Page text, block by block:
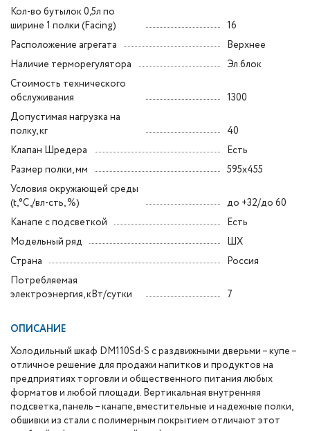
Кол-во бутылок 0,5л по
ширине 1 полки (Facing)
16
Расположение агрегата
Верхнее
Наличие терморегулятора
Эл.блок
Стоимость технического
обслуживания
1300
Допустимая нагрузка на
полку, кг
40
Клапан Шредера
Есть
Размер полки, мм
595х455
Условия окружающей среды
(t,°C,/вл-сть, %)
до +32/до 60
Канапе с подсветкой
Есть
Модельный ряд
ШХ
Страна
Россия
Потребляемая
электроэнергия, кВт/сутки
7
ОПИСАНИЕ
Холодильный шкаф DM110Sd-S с раздвижными дверьми – купе –
отличное решение для продажи напитков и продуктов на
предприятиях торговли и общественного питания любых
форматов и любой площади. Вертикальная внутренняя
подсветка, панель – канапе, вместительные и надежные полки,
обшивки из стали с полимерным покрытием отличают этот